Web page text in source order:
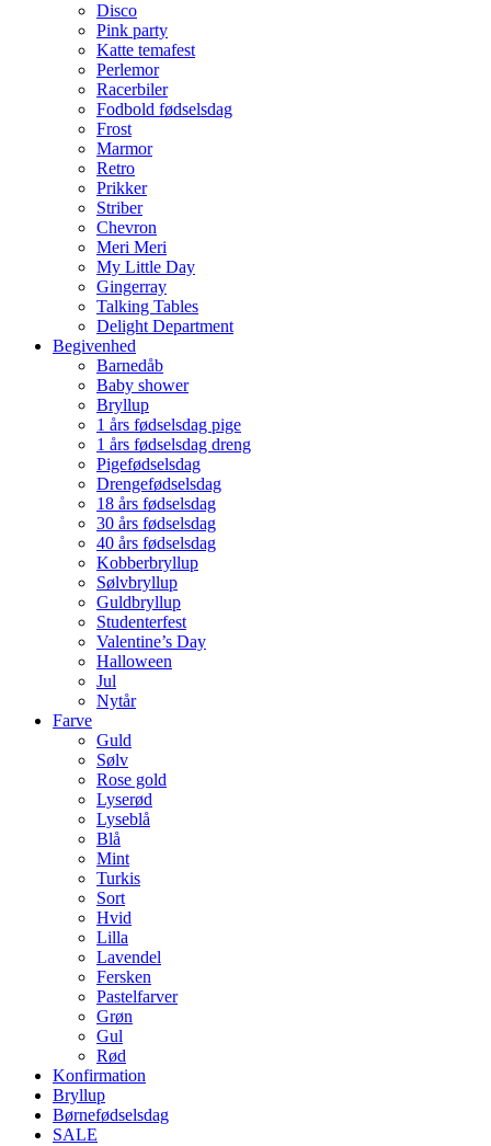
Disco
Pink party
Katte temafest
Perlemor
Racerbiler
Fodbold fødselsdag
Frost
Marmor
Retro
Prikker
Striber
Chevron
Meri Meri
My Little Day
Gingerray
Talking Tables
Delight Department
Begivenhed
Barnedåb
Baby shower
Bryllup
1 års fødselsdag pige
1 års fødselsdag dreng
Pigefødselsdag
Drengefødselsdag
18 års fødselsdag
30 års fødselsdag
40 års fødselsdag
Kobberbryllup
Sølvbryllup
Guldbryllup
Studenterfest
Valentine’s Day
Halloween
Jul
Nytår
Farve
Guld
Sølv
Rose gold
Lyserød
Lyseblå
Blå
Mint
Turkis
Sort
Hvid
Lilla
Lavendel
Fersken
Pastelfarver
Grøn
Gul
Rød
Konfirmation
Bryllup
Børnefødselsdag
SALE